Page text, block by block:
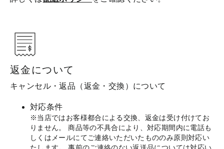
返金について
キャンセル・返品（返金・交換）について
対応条件
※当店ではお客様都合による交換、返金は受け付けてお
りません。 商品等の不具合により、対応期間内に電話も
しくはメールにてご連絡いただいたもののみ原則対応い
たします。 事前のご連絡のない返送品については対応い